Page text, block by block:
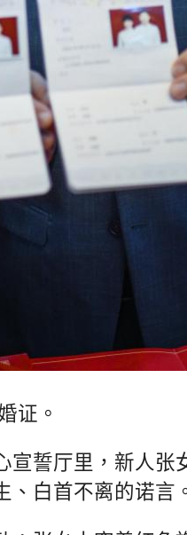
证。
宣誓厅里，新人张
、白首不离的诺言